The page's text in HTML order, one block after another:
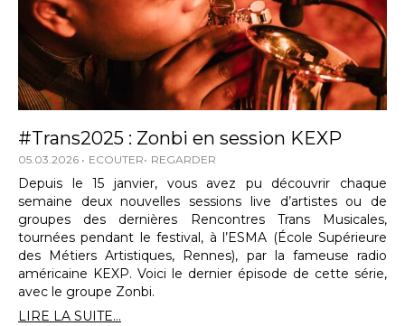
#Trans2025 : Zonbi en session KEXP
05.03.2026 ECOUTER REGARDER
Depuis le 15 janvier, vous avez pu découvrir chaque
semaine deux nouvelles sessions live d’artistes ou de
groupes des dernières Rencontres Trans Musicales,
tournées pendant le festival, à l’ESMA (École Supérieure
des Métiers Artistiques, Rennes), par la fameuse radio
américaine KEXP. Voici le dernier épisode de cette série,
avec le groupe Zonbi.
LIRE LA SUITE...